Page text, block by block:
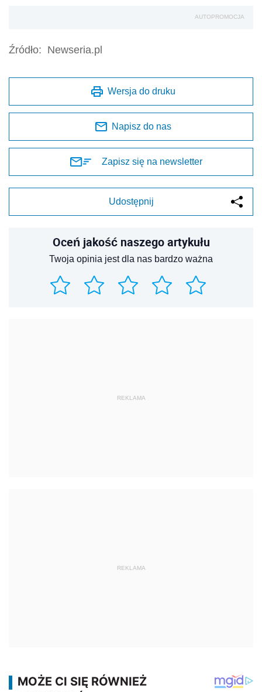
AUTOPROMOCJA
Źródło: Newseria.pl
Wersja do druku
Napisz do nas
Zapisz się na newsletter
Udostępnij
Oceń jakość naszego artykułu
Twoja opinia jest dla nas bardzo ważna
REKLAMA
REKLAMA